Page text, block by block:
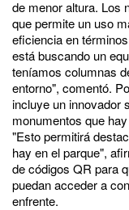
de menor altura. Los
que permite un uso
eficiencia en
está buscando un
teníamos columnas
entorno", comentó.
incluye un innovador
monumentos que
"Esto permitirá
hay en el parque",
de códigos QR para
puedan acceder a
enfrente.